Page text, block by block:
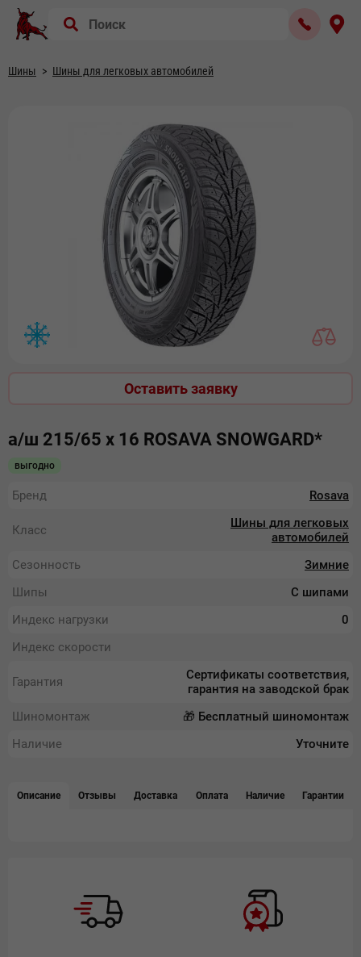
Шины Шины для легковых автомобилей
Оставить заявку
а/ш 215/65 х 16 ROSAVA SNOWGARD*
выгодно
Бренд Rosava
Класс
Шины для легковых
автомобилей
Сезонность
Зимние
Шипы
С шипами
Индекс нагрузки
0
Индекс скорости
Гарантия
Сертификаты соответствия,
гарантия на заводской брак
Шиномонтаж
🎁 Бесплатный шиномонтаж
Наличие
Уточните
Описание Отзывы Доставка Оплата Наличие Гарантии